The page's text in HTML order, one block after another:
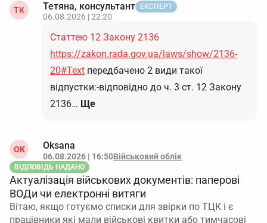
ТК Тетяна, консультант ЕКСПЕРТ
06.08.2026 | 22:20
Статтею 12 Закону 2136
https://zakon.rada.gov.ua/laws/show/2136-
20#Text передбачено 2 види такої
відпустки:-відповідно до ч. 3 ст. 12 Закону
2136… Ще
OK Oksana
06.08.2026 | 16:50Військовий облік
ВІДПОВІДЬ НАДАНО
Актуалізація військових документів: паперові
ВОДи чи електронні витяги
Вітаю, якщо готуємо списки для звірки по ТЦК і є
працівники які мали військові квитки або тимчасові